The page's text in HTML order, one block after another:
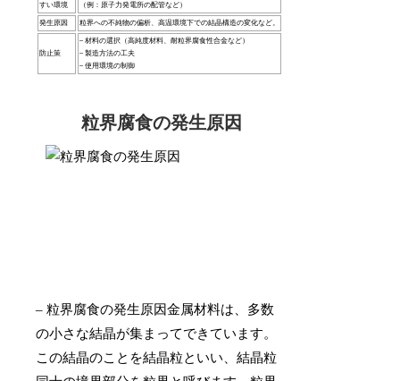
すい環境
（例：原子力発電所の配管など）
発生原因 粒界への不純物の偏析、高温環境下での結晶構造の変化など。
防止策
– 材料の選択（高純度材料、耐粒界腐食性合金など）
– 製造方法の工夫
– 使用環境の制御
粒界腐食の発生原因
– 粒界腐食の発生原因金属材料は、多数
の小さな結晶が集まってできています。
この結晶のことを結晶粒といい、結晶粒